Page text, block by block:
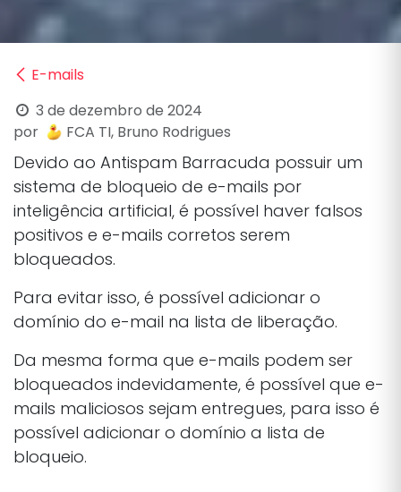
E-mails
3 de dezembro de 2024
por
FCA TI, Bruno Rodrigues
Devido ao Antispam Barracuda possuir um
sistema de bloqueio de e-mails por
inteligência artificial, é possível haver falsos
positivos e e-mails corretos serem
bloqueados.
Para evitar isso, é possível adicionar o
domínio do e-mail na lista de liberação.
Da mesma forma que e-mails podem ser
bloqueados indevidamente, é possível que e-
mails maliciosos sejam entregues, para isso é
possível adicionar o domínio a lista de
bloqueio.